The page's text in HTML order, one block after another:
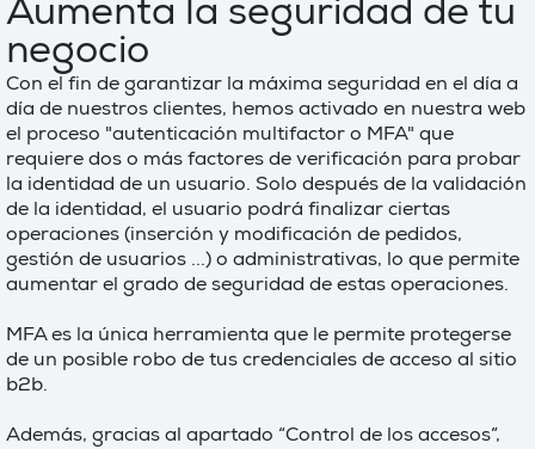
Aumenta la seguridad de tu
negocio
Con el fin de garantizar la máxima seguridad en el día a
día de nuestros clientes, hemos activado en nuestra web
el proceso "autenticación multifactor o MFA" que
requiere dos o más factores de verificación para probar
la identidad de un usuario. Solo después de la validación
de la identidad, el usuario podrá finalizar ciertas
operaciones (inserción y modificación de pedidos,
gestión de usuarios ...) o administrativas, lo que permite
aumentar el grado de seguridad de estas operaciones.
MFA es la única herramienta que le permite protegerse
de un posible robo de tus credenciales de acceso al sitio
b2b.
Además, gracias al apartado “Control de los accesos”,